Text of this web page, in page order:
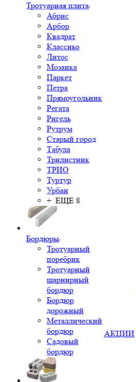
Тротуарная плита
Абрис
Арбор
Квадрат
Классико
Литос
Мозаика
Паркет
Петра
Прямоугольник
Регата
Ригель
Рутрум
Старый город
Табула
Трилистник
ТРИО
Туртур
Урбан
+ ЕЩЕ 8
Бордюры
Тротуарный
поребрик
Тротуарный
шарнирный
бордюр
Бордюр
дорожный
Металлический
бордюр
Садовый
бордюр
АКЦИИ